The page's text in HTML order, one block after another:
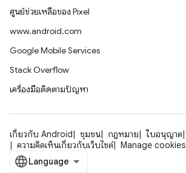
ศูนย์ช่วยเหลือของ Pixel
www.android.com
Google Mobile Services
Stack Overflow
เครื่องมือติดตามปัญหา
เกี่ยวกับ Android ชุมชน กฎหมาย ใบอนุญาต
ความคิดเห็นเกี่ยวกับเว็บไซต์
Manage cookies